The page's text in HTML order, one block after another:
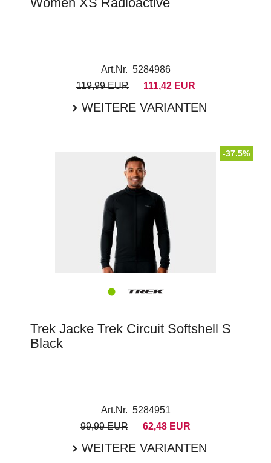
Art.Nr. 5284986
119,99 EUR
111,42 EUR
WEITERE VARIANTEN
-37.5%
Trek Jacke Trek Circuit Softshell S
Black
Art.Nr. 5284951
99,99 EUR
62,48 EUR
WEITERE VARIANTEN